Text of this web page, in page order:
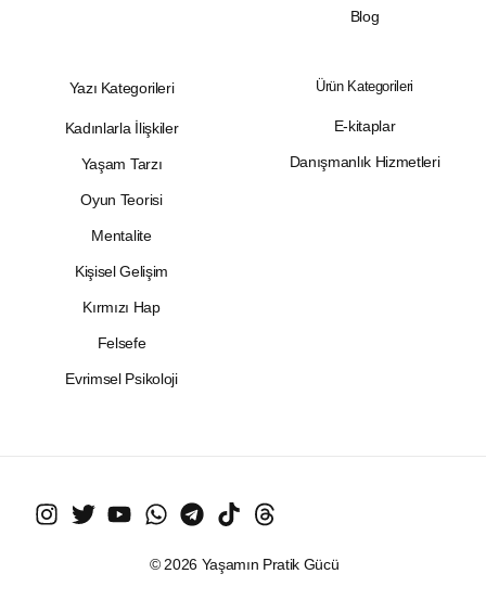
Blog
Yazı Kategorileri
Kadınlarla İlişkiler
Yaşam Tarzı
Oyun Teorisi
Mentalite
Kişisel Gelişim
Kırmızı Hap
Felsefe
Evrimsel Psikoloji
Ürün Kategorileri
E-kitaplar
Danışmanlık Hizmetleri
© 2026 Yaşamın Pratik Gücü